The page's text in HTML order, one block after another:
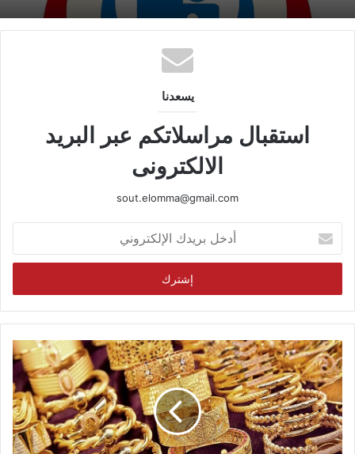
يسعدنا
استقبال مراسلاتكم عبر البريد
الالكترونى
sout.elomma@gmail.com
بريدك
الإلكتروني